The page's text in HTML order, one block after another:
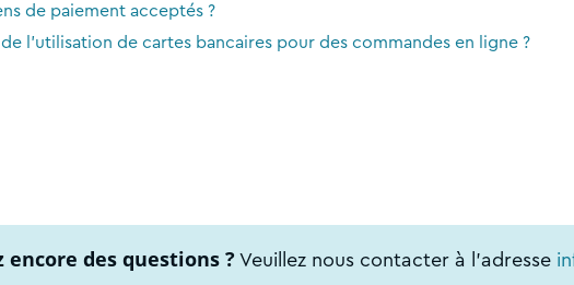
de paiement acceptés ?
l'utilisation de cartes bancaires pour des commandes en ligne ?
encore des questions ? Veuillez nous contacter à l'adresse